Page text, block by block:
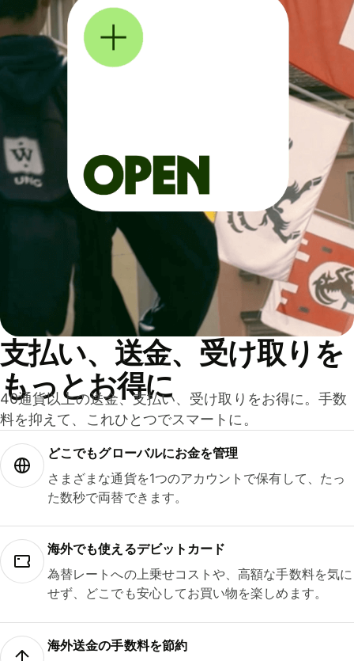
支払い、送金、受け取りを
もっとお得に
40通貨以上の送金、支払い、受け取りをお得に。手数
料を抑えて、これひとつでスマートに。
どこでもグ⁠ロ⁠ー⁠バ⁠ルにお金を管理
さまざまな通貨を1つのアカウントで保有して、たっ
た数秒で両替できます。
海外でも使えるデビットカード
為替レートへの上乗せコストや、高額な手数料を気に
せず、どこでも安心してお買い物を楽しめます。
海外送金の手数料を節約